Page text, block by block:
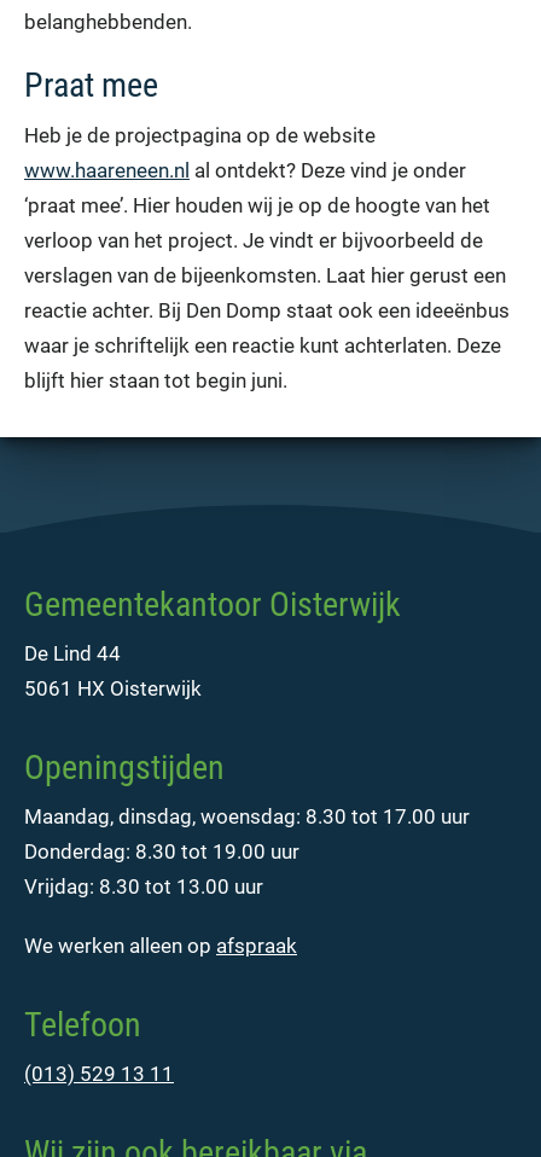
belanghebbenden.
Praat mee
Heb je de projectpagina op de website
www.haareneen.nl al ontdekt? Deze vind je onder
‘praat mee’. Hier houden wij je op de hoogte van het
verloop van het project. Je vindt er bijvoorbeeld de
verslagen van de bijeenkomsten. Laat hier gerust een
reactie achter. Bij Den Domp staat ook een ideeënbus
waar je schriftelijk een reactie kunt achterlaten. Deze
blijft hier staan tot begin juni.
Gemeentekantoor Oisterwijk
De Lind 44
5061 HX Oisterwijk
Openingstijden
Maandag, dinsdag, woensdag: 8.30 tot 17.00 uur
Donderdag: 8.30 tot 19.00 uur
Vrijdag: 8.30 tot 13.00 uur
We werken alleen op afspraak
Telefoon
(013) 529 13 11